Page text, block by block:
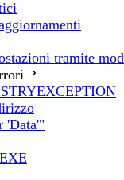
tramite
'Data'"